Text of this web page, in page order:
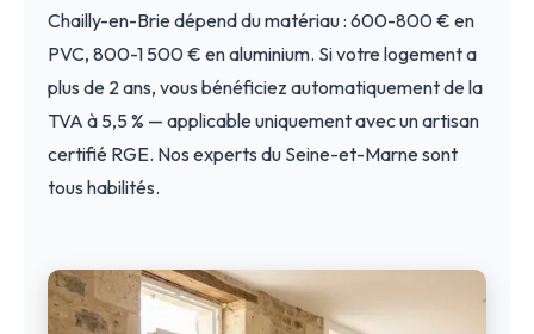
Chailly-en-Brie dépend du matériau : 600-800 € en
PVC, 800-1 500 € en aluminium. Si votre logement a
plus de 2 ans, vous bénéficiez automatiquement de la
TVA à 5,5 % — applicable uniquement avec un artisan
certifié RGE. Nos experts du Seine-et-Marne sont
tous habilités.